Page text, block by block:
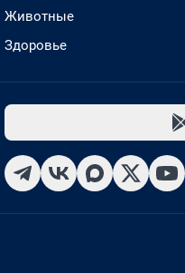
Животные
Здоровье